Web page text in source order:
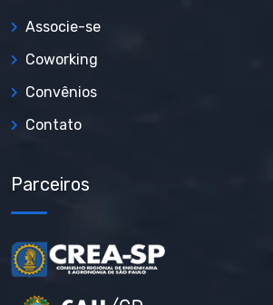
Associe-se
Coworking
Convênios
Contato
Parceiros